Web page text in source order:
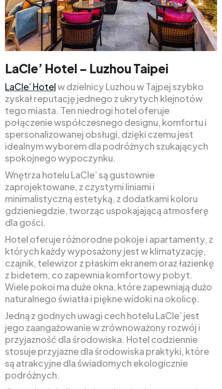
LaCle’ Hotel – Luzhou Taipei
LaCle’ Hotelw dzielnicy Luzhou w Tajpej szybko
zyskał reputację jednego z ukrytych klejnotów
tego miasta. Ten niedrogi hotel oferuje
połączenie współczesnego designu, komfortu i
spersonalizowanej obsługi, dzięki czemu jest
idealnym wyborem dla podróżnych szukających
spokojnego wypoczynku.
Wnętrza hotelu LaCle’ są gustownie
zaprojektowane, z czystymi liniami i
minimalistyczną estetyką, z dodatkami koloru
gdzieniegdzie, tworząc uspokajającą atmosferę
dla gości.
Hotel oferuje różnorodne pokoje i apartamenty, z
których każdy wyposażony jest w klimatyzację,
czajnik, telewizor z płaskim ekranem oraz łazienkę
z bidetem, co zapewnia komfortowy pobyt.
Wiele pokoi ma duże okna, które zapewniają dużo
naturalnego światła i piękne widoki na okolicę.
Jedną z godnych uwagi cech hotelu LaCle’ jest
jego zaangażowanie w zrównoważony rozwój i
przyjazność dla środowiska. Hotel codziennie
stosuje przyjazne dla środowiska praktyki, które
są atrakcyjne dla świadomych ekologicznie
podróżnych.